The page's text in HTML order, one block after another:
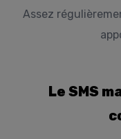
Assez
Le SMS